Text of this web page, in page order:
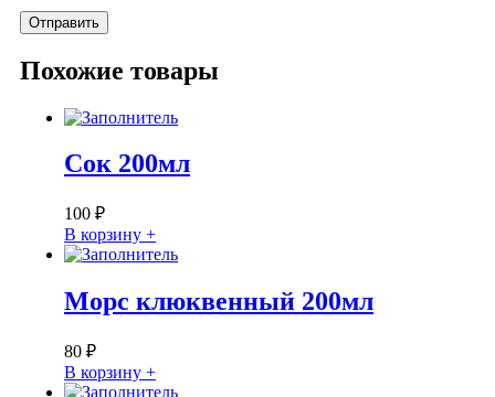
Похожие товары
Сок 200мл
100 ₽
В корзину +
Морс клюквенный 200мл
80 ₽
В корзину +